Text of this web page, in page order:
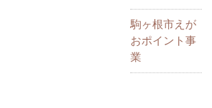
駒ヶ根市えが
おポイント事
業